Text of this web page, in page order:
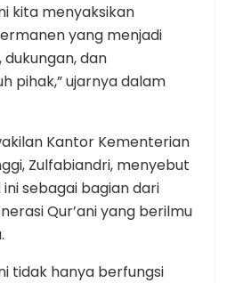
kita menyaksikan
yang menjadi
dan
pihak,” ujarnya dalam
Kantor Kementerian
Zulfabiandri, menyebut
sebagai bagian dari
Qur’ani yang berilmu
tidak hanya berfungsi